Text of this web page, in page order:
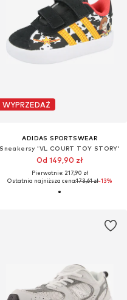
WYPRZEDAŻ
ADIDAS SPORTSWEAR
Sneakersy 'VL COURT TOY STORY'
Od 149,90 zł
Pierwotnie: 217,90 zł
Ostatnia najniższa cena:173,61 zł-13%